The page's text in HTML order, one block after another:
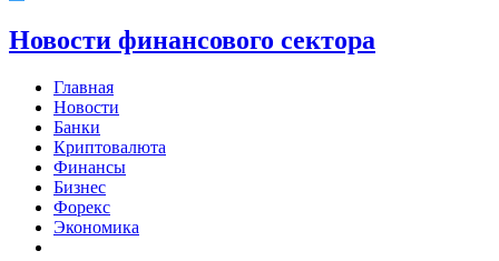
Новости финансового сектора
Главная
Новости
Банки
Криптовалюта
Финансы
Бизнес
Форекс
Экономика